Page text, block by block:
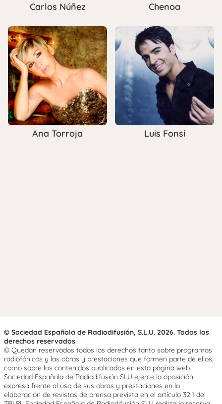
Carlos Núñez Chenoa
Ana Torroja Luis Fonsi
© Sociedad Española de Radiodifusión, S.L.U. 2026. Todos los
derechos reservados
© Quedan reservados todos los derechos tanto sobre programas
radiofónicos y las obras y prestaciones que formen parte de ellos,
como sobre los contenidos publicados en esta página web.
Sociedad Española de Radiodifusión SLU ejerce la oposición
expresa frente al uso de sus obras y prestaciones en la
elaboración de revistas de prensa prevista en el artículo 32.1 del